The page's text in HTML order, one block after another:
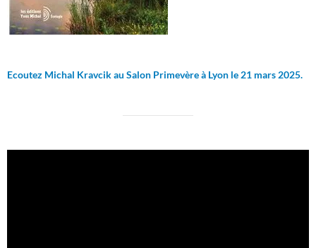
Ecoutez Michal Kravcik au Salon Primevère à Lyon le 21 mars 2025.